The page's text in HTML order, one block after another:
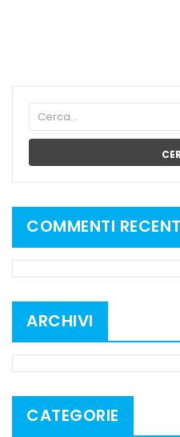
COMMENTI
ARCHIVI
CATEGORIE